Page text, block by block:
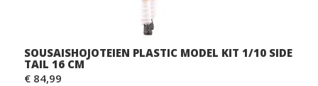
SOUSAISHOJOTEIEN PLASTIC MODEL KIT 1/10 SIDE
TAIL 16 CM
€ 84,99